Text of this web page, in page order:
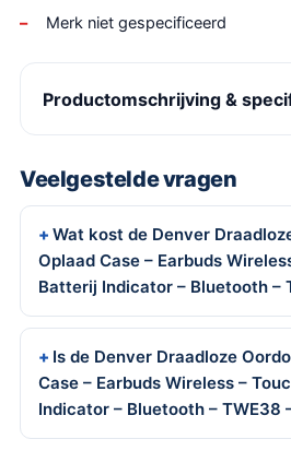
Merk niet gespecificeerd
Productomschrijving &
Veelgestelde vragen
Wat kost de Denver
Oplaad Case – Earbuds
Batterij Indicator – Bluetooth –
Is de Denver Draadloze
Case – Earbuds Wireless –
Indicator – Bluetooth – TWE38